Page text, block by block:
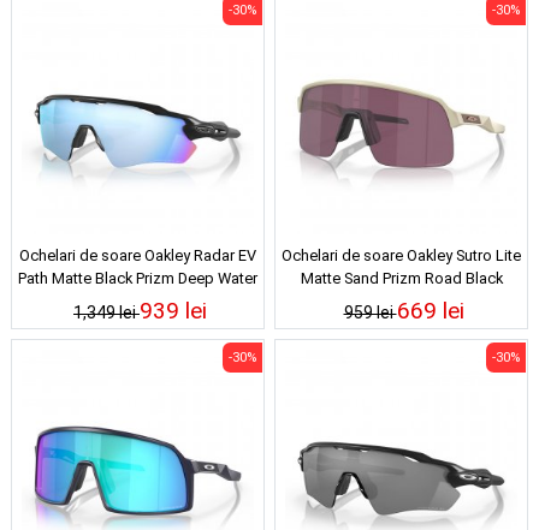
Ochelari de soare Oakley Radar EV
Path Matte Black Prizm Deep Water
Polarized
1,349 lei
-30%
939 lei
Ochelari de soare Oakley Sutro Lite
Matte Sand Prizm Road Black
959 lei
-30%
669 lei
-30% -30%